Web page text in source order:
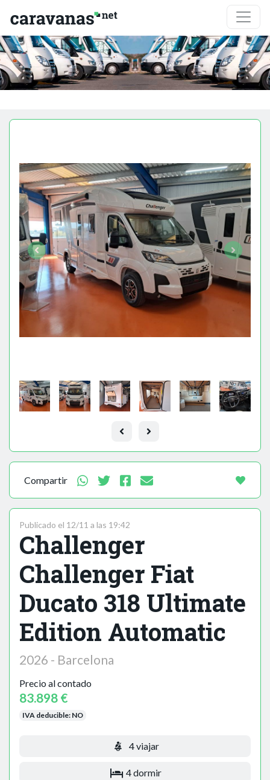
Compartir
Publicado el 12/11 a las 19:42
Challenger
Challenger Fiat
Ducato 318 Ultimate
Edition Automatic
2026 - Barcelona
Precio al contado
83.898 €
IVA deducible: NO
4 viajar
4 dormir